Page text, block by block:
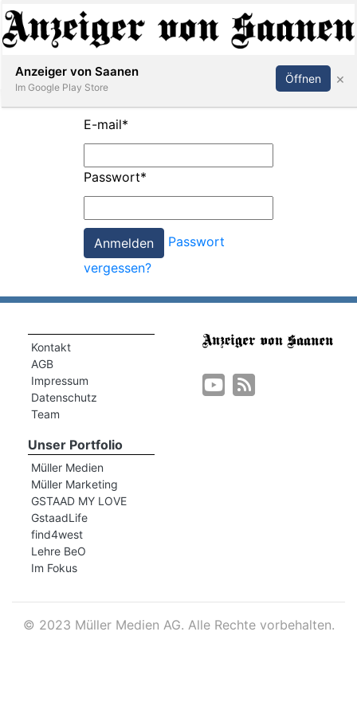
Abonnieren Anmelden
E-mail*
Passwort*
Passwort
vergessen?
Kontakt
AGB
Impressum
Datenschutz
Team
Unser Portfolio
Müller Medien
Müller Marketing
GSTAAD MY LOVE
GstaadLife
find4west
Lehre BeO
Im Fokus
© 2023 Müller Medien AG. Alle Rechte vorbehalten.
Anzeiger von Saanen
Im Google Play Store
Öffnen ×